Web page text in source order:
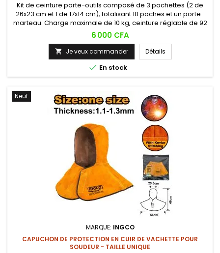
Kit de ceinture porte-outils composé de 3 pochettes (2 de
26x23 cm et 1 de 17x14 cm), totalisant 10 poches et un porte-
marteau. Charge maximale de 10 kg, ceinture réglable de 92
à 127 cm pour toutes les morphologies.
Prix
6 000 CFA
 Je veux commander Détails
 En stock
Neuf
MARQUE: INGCO
CAPUCHON DE PROTECTION EN CUIR DE VACHETTE POUR
SOUDEUR - TAILLE UNIQUE